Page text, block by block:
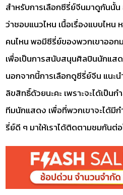
สำหรับการเลือกซีรี่ย์จีนมาดูกันนั้
ว่าชอบแนวไหน เนื้อเรื่องแบบไห
คนไหน พอมีซีรี่ย์ของพวกเขาออก
เพื่อเป็นการสนับสนุนศิลปินนักแส
นอกจากนี้การเลือกดูซีรี่ย์จีน แนะ
ลิขสิทธิ์ด้วยนะคะ เพราะจะได้เป็น
ทีมนักแสดง เพื่อที่พวกเขาจะได้มี
รี่ย์ดี ๆ มาให้เราได้ติดตามชมกันต่